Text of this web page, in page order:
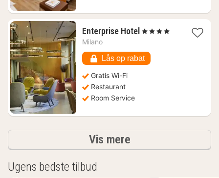
Enterprise Hotel 1
727
kr.
, 4 Stjerner
Milano
Lås op rabat
Gratis Wi-Fi
Restaurant
Room Service
Vis mereresultater
Ugens bedste tilbud